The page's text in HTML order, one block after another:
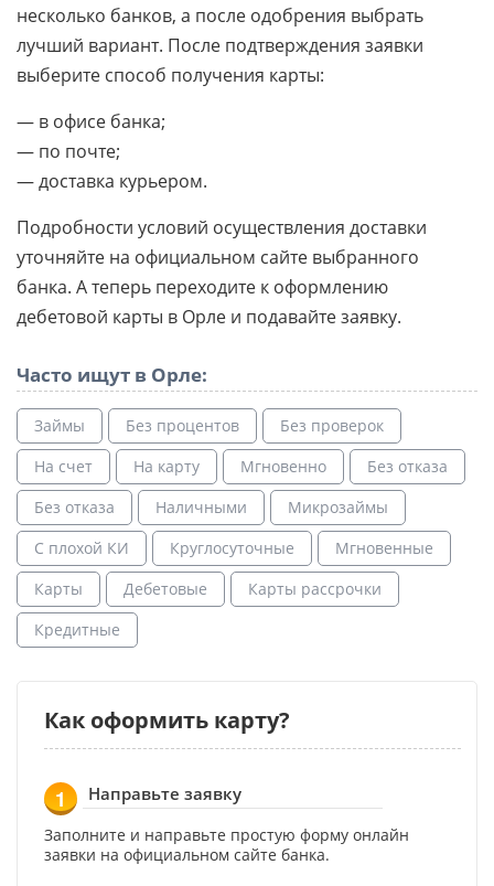
несколько банков, а после одобрения выбрать
лучший вариант. После подтверждения заявки
выберите способ получения карты:
— в офисе банка;
— по почте;
— доставка курьером.
Подробности условий осуществления доставки
уточняйте на официальном сайте выбранного
банка. А теперь переходите к оформлению
дебетовой карты в Орле и подавайте заявку.
Часто ищут в Орле:
Займы Без процентов
Без проверок
На счет
На карту Мгновенно
Без отказа
Без отказа
Наличными
Микрозаймы
С плохой КИ
Круглосуточные
Мгновенные
Карты
Дебетовые
Карты рассрочки
Кредитные
Как оформить карту?
1 Направьте заявку
Заполните и направьте простую форму онлайн
заявки на официальном сайте банка.